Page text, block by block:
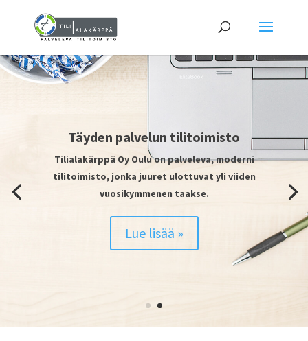
”Nykyaikaiset taloushallinnon sovellukset
yhdistettynä vahvalla osaamisellamme
takaavat hyvän palvelun vaativallekin
asiakkaalle.”
-Mikko Alakärppä, toimitusjohtaja